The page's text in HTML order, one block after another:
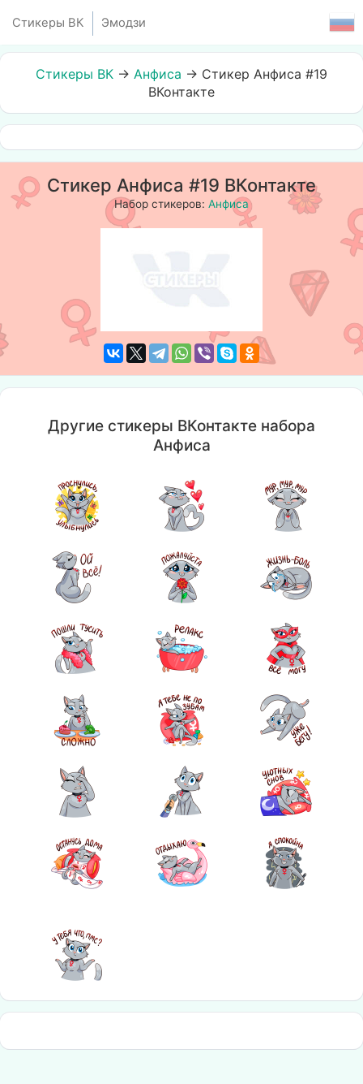
Стикеры ВК Эмодзи
Стикеры ВК → Анфиса → Стикер Анфиса #19
ВКонтакте
Стикер Анфиса #19 ВКонтакте
Набор стикеров: Анфиса
Другие стикеры ВКонтакте набора
Анфиса